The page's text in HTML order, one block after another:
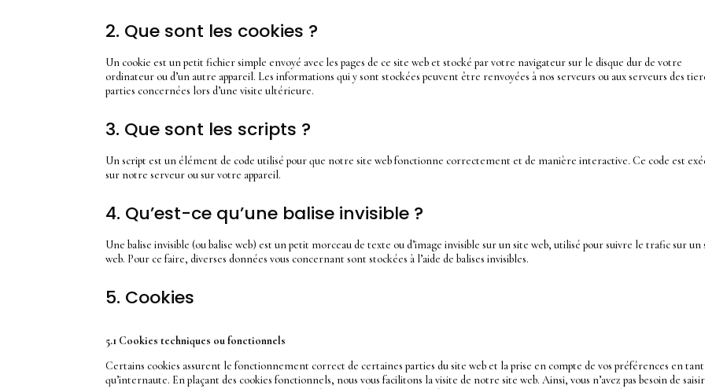
2. Que sont les cookies ?
Un cookie est un petit fichier simple envoyé avec les pages de ce site web et stocké par votre navigateur sur le disque dur de votre
ordinateur ou d’un autre appareil. Les informations qui y sont stockées peuvent être renvoyées à nos serveurs ou aux serveurs des
parties concernées lors d’une visite ultérieure.
3. Que sont les scripts ?
Un script est un élément de code utilisé pour que notre site web fonctionne correctement et de manière interactive. Ce code est
sur notre serveur ou sur votre appareil.
4. Qu’est-ce qu’une balise invisible ?
Une balise invisible (ou balise web) est un petit morceau de texte ou d’image invisible sur un site web, utilisé pour suivre le trafic sur un
web. Pour ce faire, diverses données vous concernant sont stockées à l’aide de balises invisibles.
5. Cookies
5.1 Cookies techniques ou fonctionnels
Certains cookies assurent le fonctionnement correct de certaines parties du site web et la prise en compte de vos préférences en tant
qu’internaute. En plaçant des cookies fonctionnels, nous vous facilitons la visite de notre site web. Ainsi, vous n’avez pas besoin de